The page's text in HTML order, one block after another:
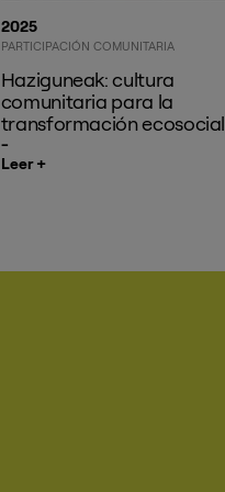
2025
PARTICIPACIÓN COMUNITARIA
Haziguneak: cultura
comunitaria para la
transformación ecosocial
Leer +